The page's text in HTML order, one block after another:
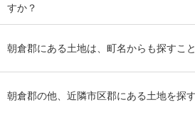
すか？
朝倉郡にある土地は、町名からも探すこ
朝倉郡の他、近隣市区郡にある土地を探